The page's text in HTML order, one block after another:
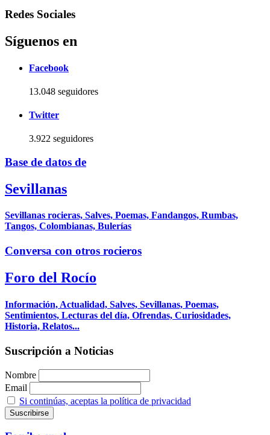
Redes Sociales
Síguenos en
Facebook
13.048 seguidores
Twitter
3.922 seguidores
Base de datos de
Sevillanas
Sevillanas rocieras, Salves, Poemas, Fandangos, Rumbas,
Tangos, Colombianas, Bulerías
Conversa con otros rocieros
Foro del Rocío
Información, Actualidad, Salves, Sevillanas, Poemas,
Sentimientos, Lecturas del día, Ofrendas, Curiosidades,
Historia, Relatos...
Suscripción a Noticias
Nombre
Email
Si continúas, aceptas la política de privacidad